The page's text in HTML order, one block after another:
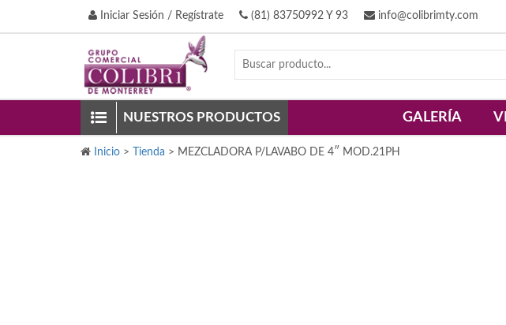
Iniciar Sesión / Regístrate (81) 83750992 Y 93 info@colibrimty.com
NUESTROS PRODUCTOS GALERÍA
Inicio > Tienda > MEZCLADORA P/LAVABO DE 4″ MOD.21PH